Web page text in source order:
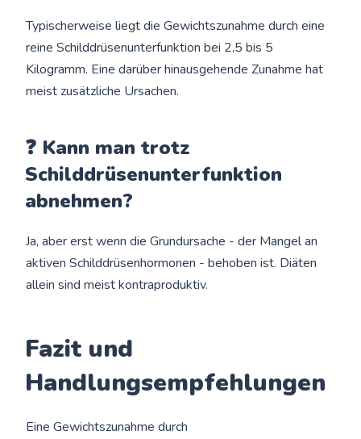
Typischerweise liegt die Gewichtszunahme durch eine
reine Schilddrüsenunterfunktion bei 2,5 bis 5
Kilogramm. Eine darüber hinausgehende Zunahme hat
meist zusätzliche Ursachen.
❓ Kann man trotz
Schilddrüsenunterfunktion
abnehmen?
Ja, aber erst wenn die Grundursache - der Mangel an
aktiven Schilddrüsenhormonen - behoben ist. Diäten
allein sind meist kontraproduktiv.
Fazit und
Handlungsempfehlungen
Eine Gewichtszunahme durch